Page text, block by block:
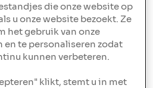
van InFinance, laat NIBC
zich.
deze prijzen, bewijst dat de
de groei van het NIBC
een verdere focus
die onze website op
u onze website bezoekt. Ze
het gebruik van onze
en te personaliseren zodat
kunnen verbeteren.
klikt, stemt u in met